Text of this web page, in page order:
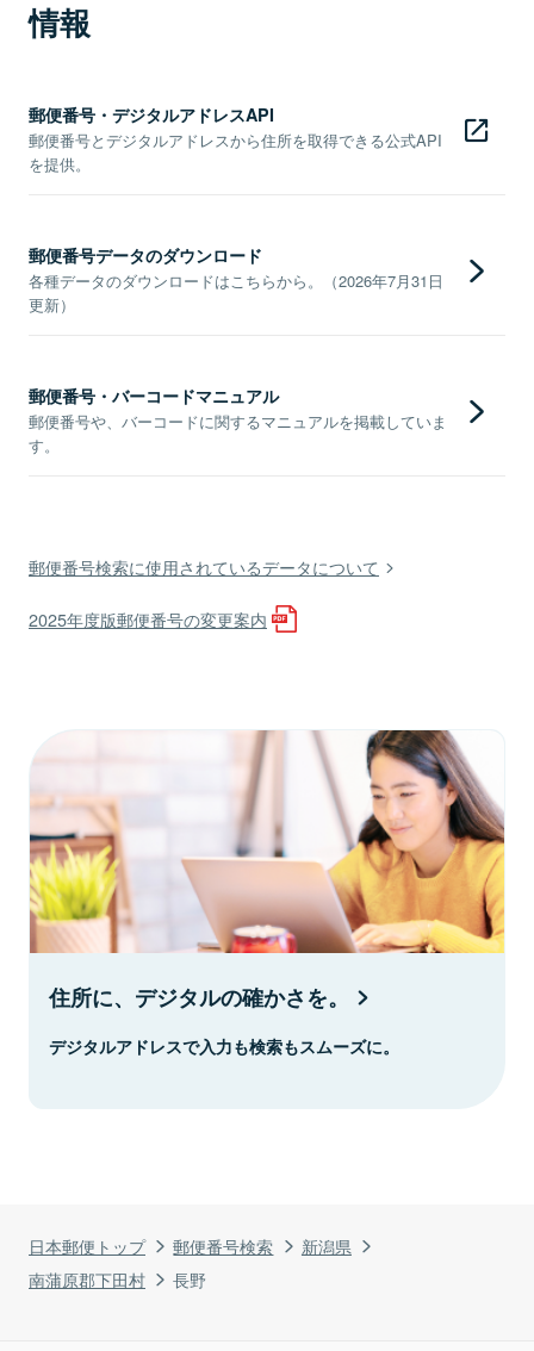
日本郵便トップ 郵便番号検索
新潟県
南蒲原郡下田村
長野
情報
郵便番号・デジタルアドレスAPI
郵便番号とデジタルアドレスから住所を取得できる公式API
を提供。
郵便番号データのダウンロード
各種データのダウンロードはこちらから。（2026年7月31日
更新）
郵便番号・バーコードマニュアル
郵便番号や、バーコードに関するマニュアルを掲載していま
す。
郵便番号検索に使用されているデータについて
2025年度版郵便番号の変更案内
住所に、デジタルの確かさを。
デジタルアドレスで入力も検索もスムーズに。